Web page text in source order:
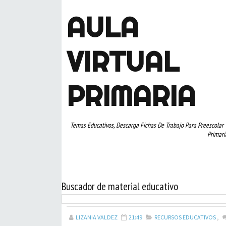
AULA
VIRTUAL
PRIMARIA
Temas Educativos, Descarga Fichas De Trabajo Para Preescolar
Buscador de material educativo
LIZANIA VALDEZ 21:49 RECURSOS EDUCATIVOS ,